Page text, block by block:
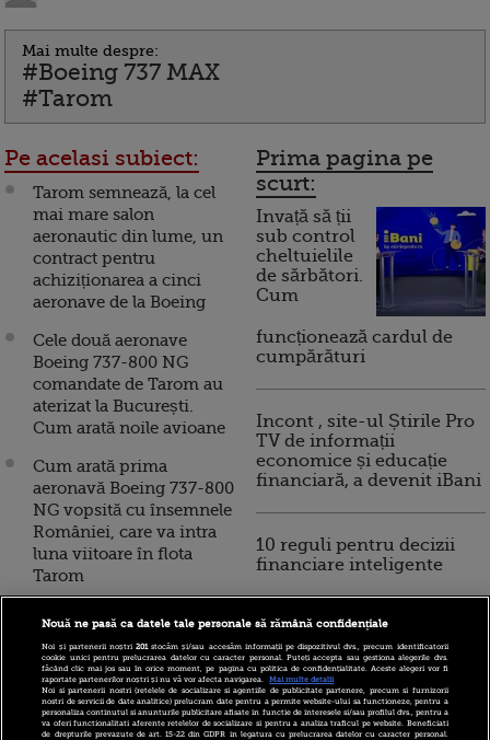
Mai multe despre:
#Boeing 737 MAX
#Tarom
Pe acelasi subiect:
Tarom semnează, la cel
mai mare salon
aeronautic din lume, un
contract pentru
achiziționarea a cinci
aeronave de la Boeing
Cele două aeronave
Boeing 737-800 NG
comandate de Tarom au
aterizat la București.
Cum arată noile avioane
Cum arată prima
aeronavă Boeing 737-800
NG vopsită cu însemnele
României, care va intra
luna viitoare în flota
Tarom
Încă două aeronave
Boeing 737-800 NG
aterizează la București,
în iunie
Prima pagina pe
scurt:
Invață să ții
sub control
cheltuielile
de sărbători.
Cum
funcționează cardul de
cumpărături
Incont , site-ul Știrile Pro
TV de informații
economice și educație
financiară, a devenit iBani
10 reguli pentru decizii
financiare inteligente
Nouă ne pasă ca datele tale personale să rămână confidențiale
Noi și partenerii noștri201stocăm și/sau accesăm informații pe dispozitivul dvs., precum identificatorii
cookie unici pentru prelucrarea datelor cu caracter personal. Puteți accepta sau gestiona alegerile dvs.
făcând clic mai jos sau în orice moment, pe pagina cu politica de confidențialitate. Aceste alegeri vor fi
raportate partenerilor noștri și nu vă vor afecta navigarea.
Mai multe detalii
Noi si partenerii nostri (retelele de socializare si agentiile de publicitate partenere, precum si furnizorii
nostri de servicii de date analitice) prelucram date pentru a permite website-ului sa functioneze, pentru a
personaliza continutul si anunturile publicitare afisate in functie de interesele si/sau profilul dvs., pentru a
va oferi functionalitati aferente retelelor de socializare si pentru a analiza traficul pe website. Beneficiati
de drepturile prevazute de art. 15-22 din GDPR in legatura cu prelucrarea datelor cu caracter personal.